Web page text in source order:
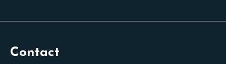
Contact